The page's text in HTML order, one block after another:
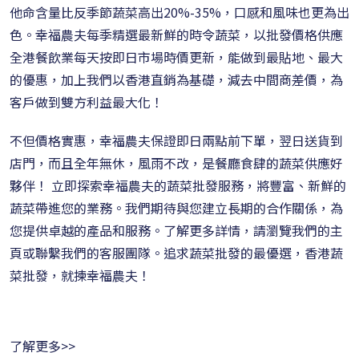
他命含量比反季節蔬菜高出20%-35%，口感和風味也更為出
色。幸福農夫每季精選最新鮮的時令蔬菜，以批發價格供應
全港餐飲業每天按即日市場時價更新，能做到最貼地、最大
的優惠，加上我們以香港直銷為基礎，減去中間商差價，為
客戶做到雙方利益最大化！
不但價格實惠，幸福農夫保證即日兩點前下單，翌日送貨到
店門，而且全年無休，風雨不改，是餐廳食肆的蔬菜供應好
夥伴！ 立即探索幸福農夫的蔬菜批發服務，將豐富、新鮮的
蔬菜帶進您的業務。我們期待與您建立長期的合作關係，為
您提供卓越的產品和服務。了解更多詳情，請瀏覽我們的主
頁或聯繫我們的客服團隊。追求蔬菜批發的最優選，香港蔬
菜批發，就揀幸福農夫！
了解更多>>